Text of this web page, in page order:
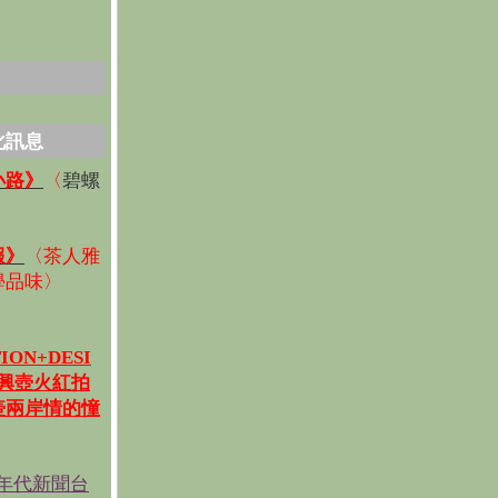
訊息
》 〈碧螺
〈茶人雅
味〉
壺火紅拍
岸情的憧
代新聞台